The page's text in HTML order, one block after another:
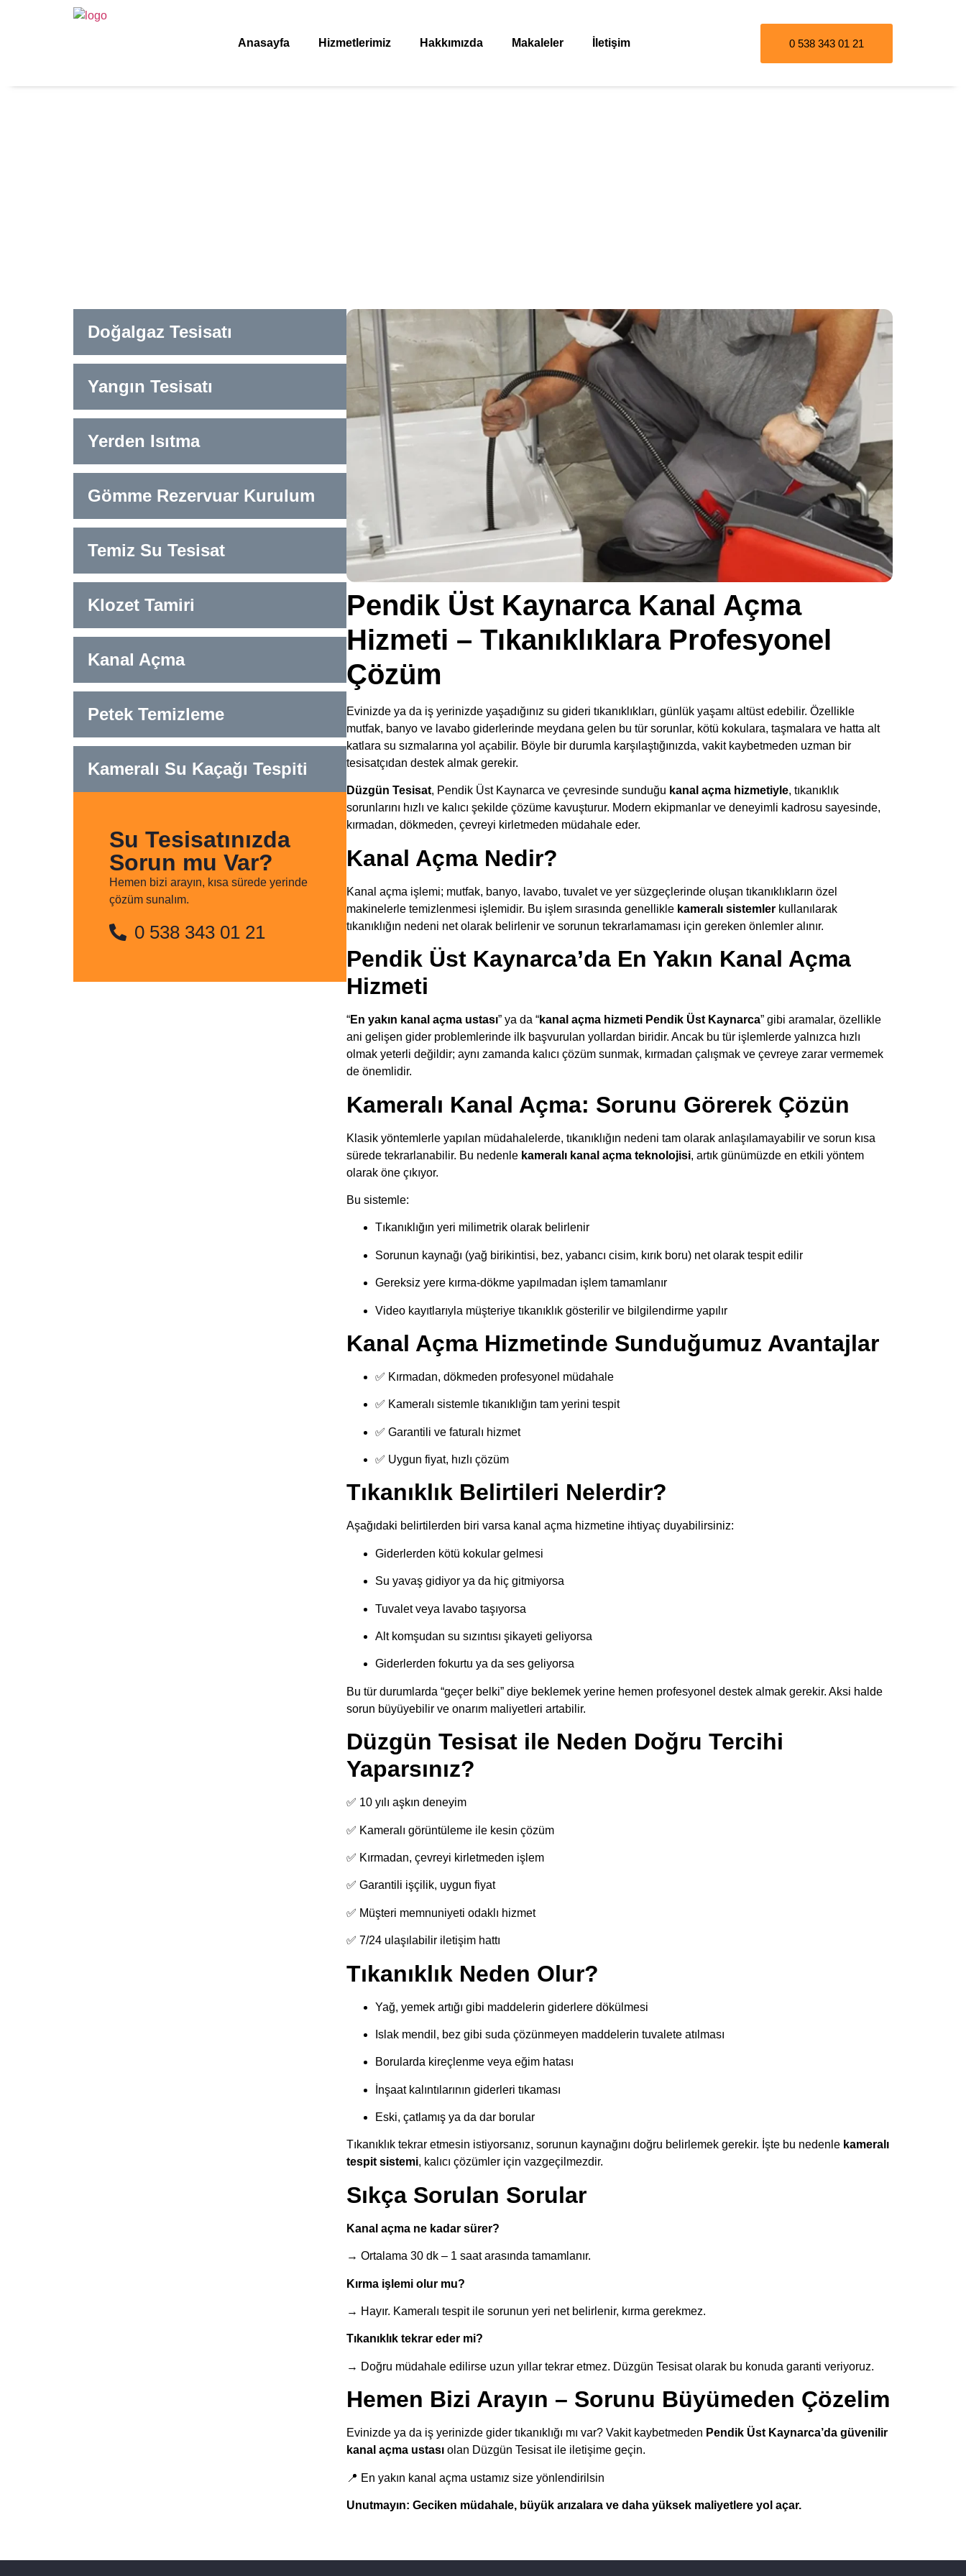
Anasayfa Hizmetlerimiz Hakkımızda Makaleler İletişim 0 538 343 01 21
Doğalgaz Tesisatı
Yangın Tesisatı
Yerden Isıtma
Gömme Rezervuar Kurulum
Temiz Su Tesisat
Klozet Tamiri
Kanal Açma
Petek Temizleme
Kameralı Su Kaçağı Tespiti
Su Tesisatınızda
Sorun mu Var?
Hemen bizi arayın, kısa sürede yerinde
çözüm sunalım.
0 538 343 01 21
Pendik Üst Kaynarca Kanal Açma
Hizmeti – Tıkanıklıklara Profesyonel
Çözüm
Evinizde ya da iş yerinizde yaşadığınız su gideri tıkanıklıkları, günlük yaşamı altüst edebilir. Özellikle
mutfak, banyo ve lavabo giderlerinde meydana gelen bu tür sorunlar, kötü kokulara, taşmalara ve hatta alt
katlara su sızmalarına yol açabilir. Böyle bir durumla karşılaştığınızda, vakit kaybetmeden uzman bir
tesisatçıdan destek almak gerekir.
Düzgün Tesisat, Pendik Üst Kaynarca ve çevresinde sunduğu kanal açma hizmetiyle, tıkanıklık
sorunlarını hızlı ve kalıcı şekilde çözüme kavuşturur. Modern ekipmanlar ve deneyimli kadrosu sayesinde,
kırmadan, dökmeden, çevreyi kirletmeden müdahale eder.
Kanal Açma Nedir?
Kanal açma işlemi; mutfak, banyo, lavabo, tuvalet ve yer süzgeçlerinde oluşan tıkanıklıkların özel
makinelerle temizlenmesi işlemidir. Bu işlem sırasında genellikle kameralı sistemlerkullanılarak
tıkanıklığın nedeni net olarak belirlenir ve sorunun tekrarlamaması için gereken önlemler alınır.
Pendik Üst Kaynarca’da En Yakın Kanal Açma
Hizmeti
“En yakın kanal açma ustası” ya da “kanal açma hizmeti Pendik Üst Kaynarca” gibi aramalar, özellikle
ani gelişen gider problemlerinde ilk başvurulan yollardan biridir. Ancak bu tür işlemlerde yalnızca hızlı
olmak yeterli değildir; aynı zamanda kalıcı çözüm sunmak, kırmadan çalışmak ve çevreye zarar vermemek
de önemlidir.
Kameralı Kanal Açma: Sorunu Görerek Çözün
Klasik yöntemlerle yapılan müdahalelerde, tıkanıklığın nedeni tam olarak anlaşılamayabilir ve sorun kısa
sürede tekrarlanabilir. Bu nedenle kameralı kanal açma teknolojisi, artık günümüzde en etkili yöntem
olarak öne çıkıyor.
Bu sistemle:
Tıkanıklığın yeri milimetrik olarak belirlenir
Sorunun kaynağı (yağ birikintisi, bez, yabancı cisim, kırık boru) net olarak tespit edilir
Gereksiz yere kırma-dökme yapılmadan işlem tamamlanır
Video kayıtlarıyla müşteriye tıkanıklık gösterilir ve bilgilendirme yapılır
Kanal Açma Hizmetinde Sunduğumuz Avantajlar
✅ Kırmadan, dökmeden profesyonel müdahale
✅ Kameralı sistemle tıkanıklığın tam yerini tespit
✅ Garantili ve faturalı hizmet
✅ Uygun fiyat, hızlı çözüm
Tıkanıklık Belirtileri Nelerdir?
Aşağıdaki belirtilerden biri varsa kanal açma hizmetine ihtiyaç duyabilirsiniz:
Giderlerden kötü kokular gelmesi
Su yavaş gidiyor ya da hiç gitmiyorsa
Tuvalet veya lavabo taşıyorsa
Alt komşudan su sızıntısı şikayeti geliyorsa
Giderlerden fokurtu ya da ses geliyorsa
Bu tür durumlarda “geçer belki” diye beklemek yerine hemen profesyonel destek almak gerekir. Aksi halde
sorun büyüyebilir ve onarım maliyetleri artabilir.
Düzgün Tesisat ile Neden Doğru Tercihi
Yaparsınız?
✅ 10 yılı aşkın deneyim
✅ Kameralı görüntüleme ile kesin çözüm
✅ Kırmadan, çevreyi kirletmeden işlem
✅ Garantili işçilik, uygun fiyat
✅ Müşteri memnuniyeti odaklı hizmet
✅ 7/24 ulaşılabilir iletişim hattı
Tıkanıklık Neden Olur?
Yağ, yemek artığı gibi maddelerin giderlere dökülmesi
Islak mendil, bez gibi suda çözünmeyen maddelerin tuvalete atılması
Borularda kireçlenme veya eğim hatası
İnşaat kalıntılarının giderleri tıkaması
Eski, çatlamış ya da dar borular
Tıkanıklık tekrar etmesin istiyorsanız, sorunun kaynağını doğru belirlemek gerekir. İşte bu nedenle kameralı
tespit sistemi, kalıcı çözümler için vazgeçilmezdir.
Sıkça Sorulan Sorular
Kanal açma ne kadar sürer?
→ Ortalama 30 dk – 1 saat arasında tamamlanır.
Kırma işlemi olur mu?
→ Hayır. Kameralı tespit ile sorunun yeri net belirlenir, kırma gerekmez.
Tıkanıklık tekrar eder mi?
→ Doğru müdahale edilirse uzun yıllar tekrar etmez. Düzgün Tesisat olarak bu konuda garanti veriyoruz.
Hemen Bizi Arayın – Sorunu Büyümeden Çözelim
Evinizde ya da iş yerinizde gider tıkanıklığı mı var? Vakit kaybetmeden Pendik Üst Kaynarca’da güvenilir
kanal açma ustasıolan Düzgün Tesisat ile iletişime geçin.
📍 En yakın kanal açma ustamız size yönlendirilsin
Unutmayın: Geciken müdahale, büyük arızalara ve daha yüksek maliyetlere yol açar.